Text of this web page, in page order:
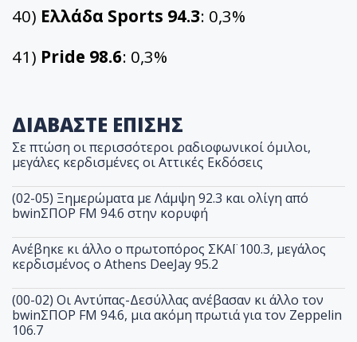
40) Ελλάδα Sports 94.3: 0,3%
41) Pride 98.6: 0,3%
ΔΙΑΒΑΣΤΕ ΕΠΙΣΗΣ
Σε πτώση οι περισσότεροι ραδιοφωνικοί όμιλοι,
μεγάλες κερδισμένες οι Αττικές Εκδόσεις
(02-05) Ξημερώματα με Λάμψη 92.3 και ολίγη από
bwinΣΠΟΡ FM 94.6 στην κορυφή
Ανέβηκε κι άλλο ο πρωτοπόρος ΣΚΑΪ 100.3, μεγάλος
κερδισμένος ο Athens DeeJay 95.2
(00-02) Οι Αντύπας-Δεσύλλας ανέβασαν κι άλλο τον
bwinΣΠΟΡ FM 94.6, μια ακόμη πρωτιά για τον Zeppelin
106.7